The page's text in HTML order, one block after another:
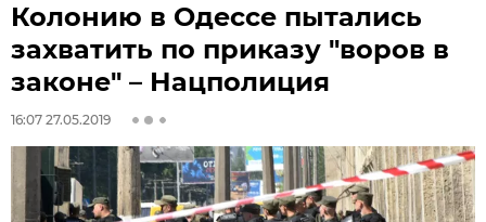
Колонию в Одессе пытались
захватить по приказу "воров в
законе" – Нацполиция
16:07 27.05.2019